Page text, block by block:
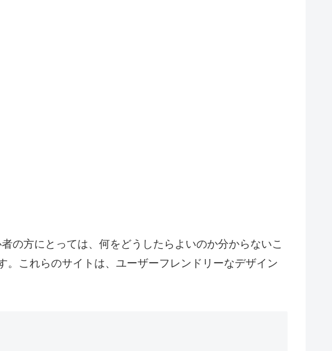
の方にとっては、何をどうしたらよいのか分からないこ
これらのサイトは、ユーザーフレンドリーなデザイン